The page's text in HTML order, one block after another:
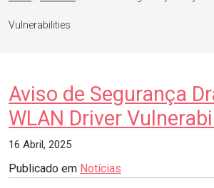
Vulnerabilities
Aviso de Segurança
WLAN Driver
16 Abril, 2025
Publicado em Notícias